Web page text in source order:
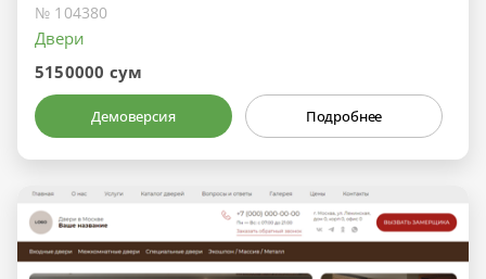
№ 104380
Двери
5150000 сум
Демоверсия Подробнее